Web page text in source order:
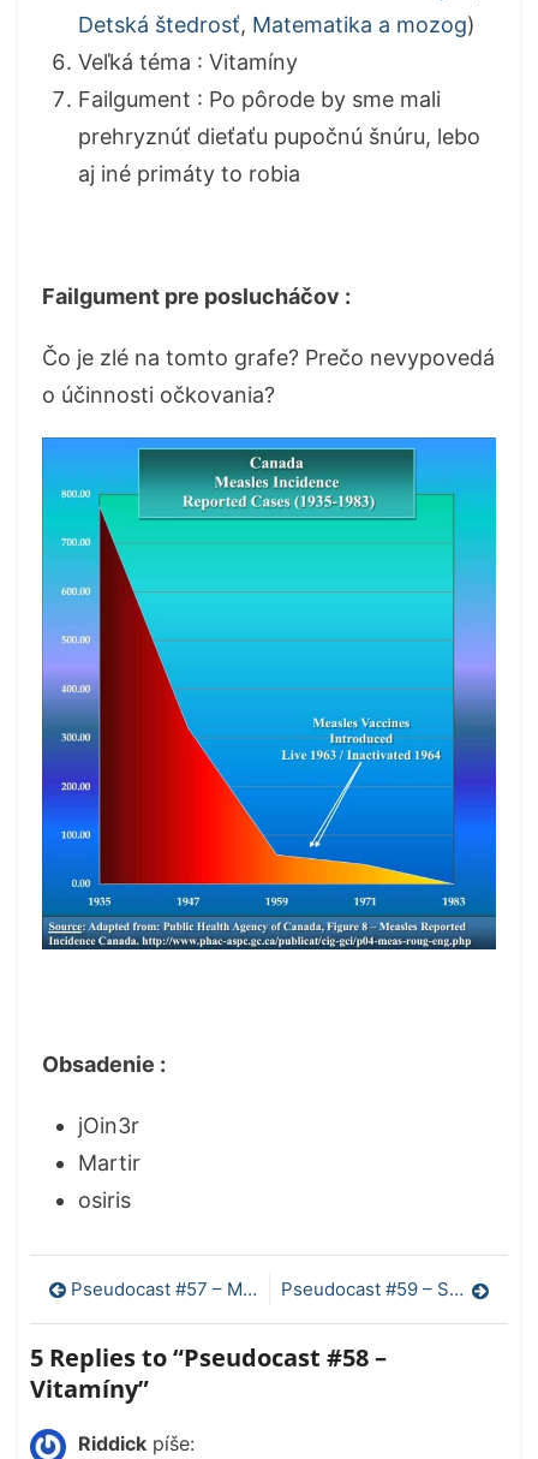
Detská štedrosť, Matematika a mozog)
Veľká téma : Vitamíny
Failgument : Po pôrode by sme mali
prehryznúť dieťaťu pupočnú šnúru, lebo
aj iné primáty to robia
Failgument pre poslucháčov :
Čo je zlé na tomto grafe? Prečo nevypovedá
o účinnosti očkovania?
Obsadenie :
jOin3r
Martir
osiris
Navigácia
v
článku
Pseudocast #57 – Mars 1 Pseudocast #59 – Slnko
5 Replies to “Pseudocast #58 –
Vitamíny”
Riddick píše: